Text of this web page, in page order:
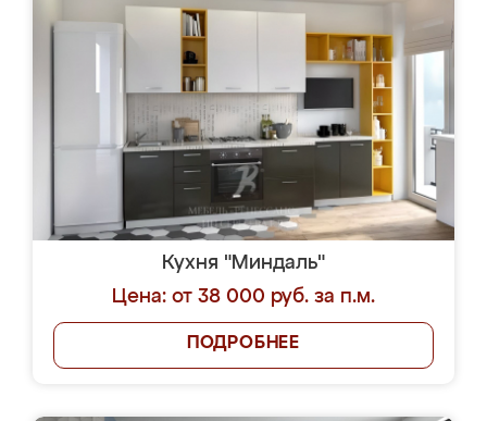
Кухня "Миндаль"
Цена: от 38 000 руб. за п.м.
ПОДРОБНЕЕ